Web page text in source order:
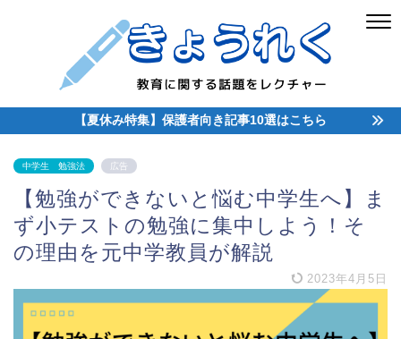
【夏休み特集】保護者向き記事10選はこちら
中学生 勉強法 広告
【勉強ができないと悩む中学生へ】ま
ず小テストの勉強に集中しよう！そ
の理由を元中学教員が解説
2023年4月5日